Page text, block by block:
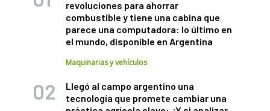
revoluciones para ahorrar
combustible y tiene una cabina que
parece una computadora: lo último en
el mundo, disponible en Argentina
Maquinarias y vehículos
Llegó al campo argentino una
tecnología que promete cambiar una